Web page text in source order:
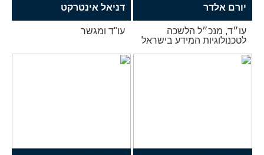
יורם אלדר
עו״ד, מנכ״ל הלשכה
לטכנולוגיות המידע בישראל
דניאל אינטרקט
עו"ד ומגשר